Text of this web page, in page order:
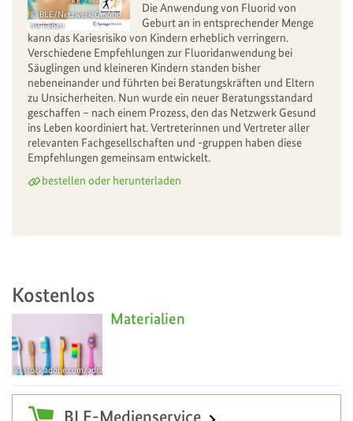
BLE/Netzwerk Gesund
ins Leben
Die Anwendung von Fluorid von
Geburt an in entsprechender Menge
kann das Kariesrisiko von Kindern erheblich verringern.
Verschiedene Empfehlungen zur Fluoridanwendung bei
Säuglingen und kleineren Kindern standen bisher
nebeneinander und führten bei Beratungskräften und Eltern
zu Unsicherheiten. Nun wurde ein neuer Beratungsstandard
geschaffen – nach einem Prozess, den das Netzwerk Gesund
ins Leben koordiniert hat. Vertreterinnen und Vertreter aller
relevanten Fachgesellschaften und -gruppen haben diese
Empfehlungen gemeinsam entwickelt.
bestellen oder herunterladen
Kostenlos
stock.adobe.com/adragan
Materialien
Zusatzinformationen
BLE-Medienservice